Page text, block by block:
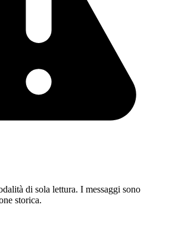
di sola lettura. I messaggi sono
storica.